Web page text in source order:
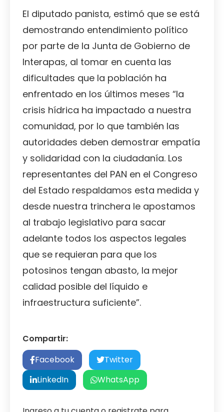
El diputado panista, estimó que se está
demostrando entendimiento político
por parte de la Junta de Gobierno de
Interapas, al tomar en cuenta las
dificultades que la población ha
enfrentado en los últimos meses “la
crisis hídrica ha impactado a nuestra
comunidad, por lo que también las
autoridades deben demostrar empatía
y solidaridad con la ciudadanía. Los
representantes del PAN en el Congreso
del Estado respaldamos esta medida y
desde nuestra trinchera le apostamos
al trabajo legislativo para sacar
adelante todos los aspectos legales
que se requieran para que los
potosinos tengan abasto, la mejor
calidad posible del líquido e
infraestructura suficiente”.
Compartir:
Facebook
Twitter
LinkedIn
WhatsApp